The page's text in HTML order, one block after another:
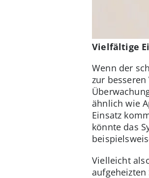
Vielfältige
Wenn der
zur
ähnlich wie
Einsatz
könnte das
Vielleicht